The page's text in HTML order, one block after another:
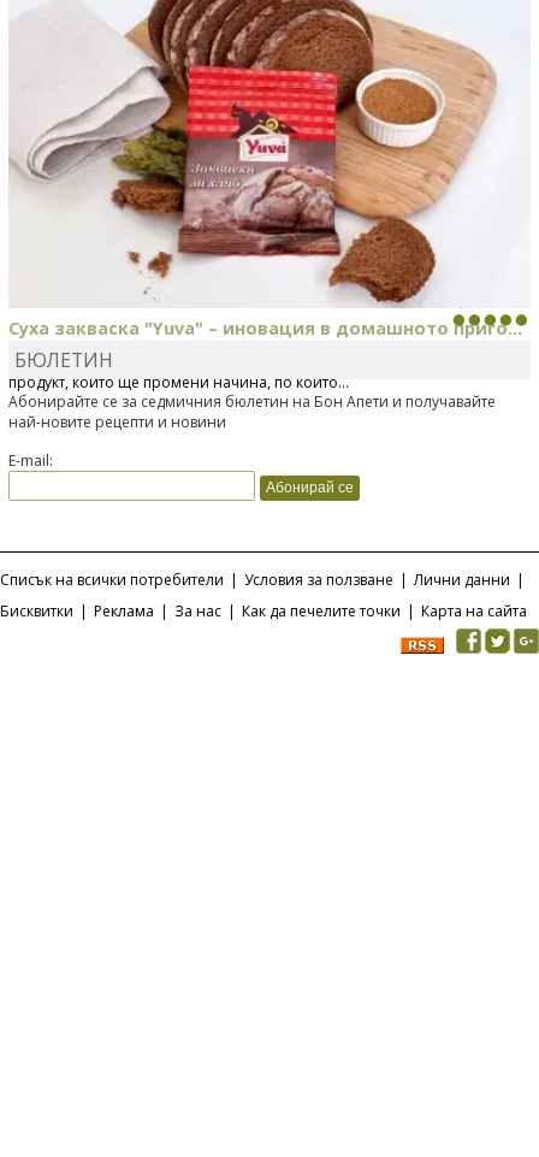
Суха закваска "Yuva" – иновация в домашното приго...
Отскоро Лесафр България стартира предлагането на изцяло нов
продукт, който ще промени начина, по който...
БЮЛЕТИН
Абонирайте се за седмичния бюлетин на Бон Апети и получавайте
най-новите рецепти и новини
E-mail:
Списък на всички потребители | Условия за ползване | Лични данни |
Бисквитки | Реклама | За нас | Как да печелите точки | Карта на сайта